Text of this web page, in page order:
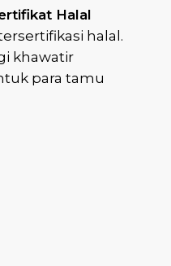
Halal
halal.
khawatir
para tamu